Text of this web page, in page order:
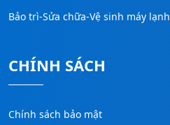
Bảo trì-Sửa chữa-Vệ sinh máy lạnh
CHÍNH SÁCH
Chính sách bảo mật